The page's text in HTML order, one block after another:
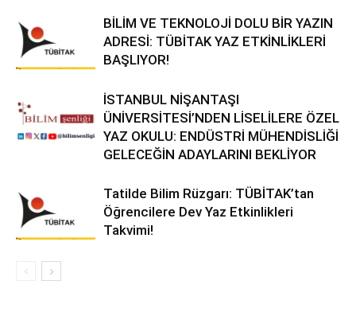
BİLİM VE TEKNOLOJİ DOLU BİR YAZIN
ADRESİ: TÜBİTAK YAZ ETKİNLİKLERİ
BAŞLIYOR!
İSTANBUL NİŞANTAŞI
ÜNİVERSİTESİ’NDEN LİSELİLERE ÖZEL
YAZ OKULU: ENDÜSTRİ MÜHENDİSLİĞİ
GELECEĞİN ADAYLARINI BEKLİYOR
Tatilde Bilim Rüzgarı: TÜBİTAK’tan
Öğrencilere Dev Yaz Etkinlikleri
Takvimi!